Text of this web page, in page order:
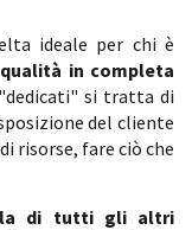
ideale per chi è
in completa
si tratta di
del cliente
risorse, fare ciò che
di tutti gli altri